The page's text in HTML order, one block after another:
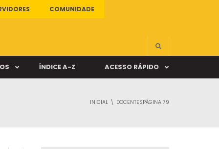
COMUNIDADE
ÍNDICE A-Z ACESSO RÁPIDO
INICIAL DOCENTESPÁGINA 79